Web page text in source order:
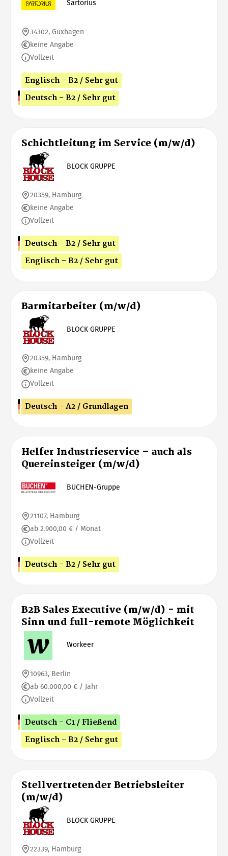
Sartorius
34302, Guxhagen
keine Angabe
Vollzeit
Englisch - B2 / Sehr gut
Deutsch - B2 / Sehr gut
Schichtleitung im Service (m/w/d)
BLOCK GRUPPE
20359, Hamburg
keine Angabe
Vollzeit
Deutsch - B2 / Sehr gut
Englisch - B2 / Sehr gut
Barmitarbeiter (m/w/d)
BLOCK GRUPPE
20359, Hamburg
keine Angabe
Vollzeit
Deutsch - A2 / Grundlagen
Helfer Industrieservice – auch als
Quereinsteiger (m/w/d)
BUCHEN-Gruppe
21107, Hamburg
ab 2.900,00 € / Monat
Vollzeit
Deutsch - B2 / Sehr gut
B2B Sales Executive (m/w/d) - mit
Sinn und full-remote Möglichkeit
Workeer
10963, Berlin
ab 60.000,00 € / Jahr
Vollzeit
Deutsch - C1 / Fließend
Englisch - B2 / Sehr gut
Stellvertretender Betriebsleiter
(m/w/d)
BLOCK GRUPPE
22339, Hamburg